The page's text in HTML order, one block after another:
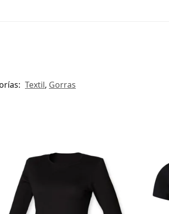
Textil, Gorras